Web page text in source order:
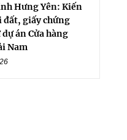
Hưng Yên: Kiến
giấy chứng
án Cửa hàng
Nam